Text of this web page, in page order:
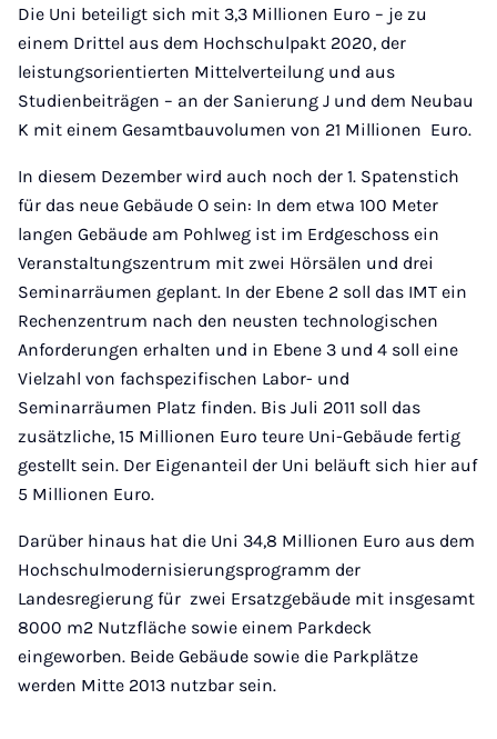
Die Uni beteiligt sich mit 3,3 Millionen Euro – je zu
einem Drittel aus dem Hochschulpakt 2020, der
leistungsorientierten Mittelverteilung und aus
Studienbeiträgen – an der Sanierung J und dem Neubau
K mit einem Gesamtbauvolumen von 21 Millionen Euro.
In diesem Dezember wird auch noch der 1. Spatenstich
für das neue Gebäude O sein: In dem etwa 100 Meter
langen Gebäude am Pohlweg ist im Erdgeschoss ein
Veranstaltungszentrum mit zwei Hörsälen und drei
Seminarräumen geplant. In der Ebene 2 soll das IMT ein
Rechenzentrum nach den neusten technologischen
Anforderungen erhalten und in Ebene 3 und 4 soll eine
Vielzahl von fachspezifischen Labor- und
Seminarräumen Platz finden. Bis Juli 2011 soll das
zusätzliche, 15 Millionen Euro teure Uni-Gebäude fertig
gestellt sein. Der Eigenanteil der Uni beläuft sich hier auf
5 Millionen Euro.
Darüber hinaus hat die Uni 34,8 Millionen Euro aus dem
Hochschulmodernisierungsprogramm der
Landesregierung für zwei Ersatzgebäude mit insgesamt
8000 m2 Nutzfläche sowie einem Parkdeck
eingeworben. Beide Gebäude sowie die Parkplätze
werden Mitte 2013 nutzbar sein.